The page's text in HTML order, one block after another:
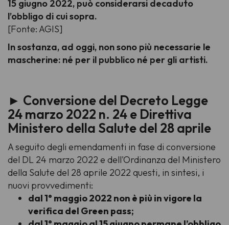
15 giugno 2022, può considerarsi decaduto
l’obbligo di cui sopra.
[Fonte: AGIS]
In sostanza, ad oggi, non sono più necessarie le
mascherine: né per il pubblico né per gli artisti.
► Conversione del Decreto Legge
24 marzo 2022 n. 24 e Direttiva
Ministero della Salute del 28 aprile
A seguito degli emendamenti in fase di conversione
del DL 24 marzo 2022 e dell'Ordinanza del Ministero
della Salute del 28 aprile 2022 questi, in sintesi, i
nuovi provvedimenti:
dal 1° maggio 2022 non è più in vigore la
verifica del Green pass;